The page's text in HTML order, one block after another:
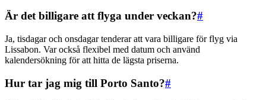
Är det billigare att flyga under veckan?#
Ja, tisdagar och onsdagar tenderar att vara billigare för flyg via
Lissabon. Var också flexibel med datum och använd
kalendersökning för att hitta de lägsta priserna.
Hur tar jag mig till Porto Santo?#